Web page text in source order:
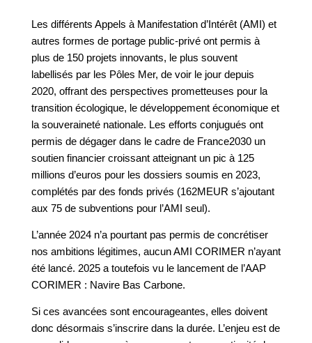
Les différents Appels à Manifestation d’Intérêt (AMI) et
autres formes de portage public-privé ont permis à
plus de 150 projets innovants, le plus souvent
labellisés par les Pôles Mer, de voir le jour depuis
2020, offrant des perspectives prometteuses pour la
transition écologique, le développement économique et
la souveraineté nationale. Les efforts conjugués ont
permis de dégager dans le cadre de France2030 un
soutien financier croissant atteignant un pic à 125
millions d’euros pour les dossiers soumis en 2023,
complétés par des fonds privés (162MEUR s’ajoutant
aux 75 de subventions pour l’AMI seul).
L’année 2024 n’a pourtant pas permis de concrétiser
nos ambitions légitimes, aucun AMI CORIMER n’ayant
été lancé. 2025 a toutefois vu le lancement de l’AAP
CORIMER : Navire Bas Carbone.
Si ces avancées sont encourageantes, elles doivent
donc désormais s’inscrire dans la durée. L’enjeu est de